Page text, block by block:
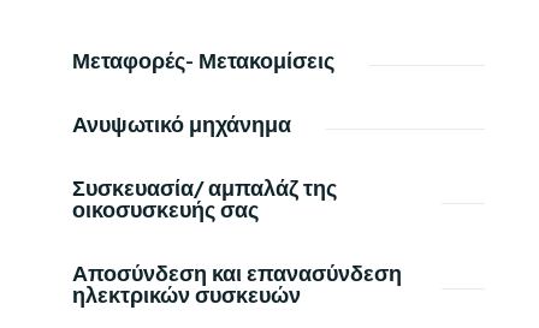
Μεταφορές- Μετακομίσεις
Ανυψωτικό μηχάνημα
Συσκευασία/ αμπαλάζ της
οικοσυσκευής σας
Αποσύνδεση και επανασύνδεση
ηλεκτρικών συσκευών